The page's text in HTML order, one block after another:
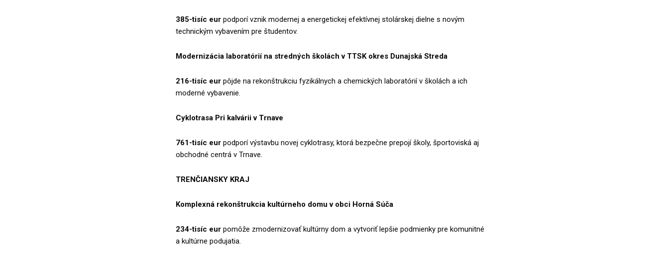
385-tisíc eurpodporí vznik modernej a energetickej efektívnej stolárskej dielne s novým
technickým vybavením pre študentov.
Modernizácia laboratórií na stredných školách v TTSK okres Dunajská Streda
216-tisíc eurpôjde na rekonštrukciu fyzikálnych a chemických laboratórií v školách a ich
moderné vybavenie.
Cyklotrasa Pri kalvárii v Trnave
761-tisíc eurpodporí výstavbu novej cyklotrasy, ktorá bezpečne prepojí školy, športoviská aj
obchodné centrá v Trnave.
TRENČIANSKY KRAJ
Komplexná rekonštrukcia kultúrneho domu v obci Horná Súča
234-tisíc eurpomôže zmodernizovať kultúrny dom a vytvoriť lepšie podmienky pre komunitné
a kultúrne podujatia.